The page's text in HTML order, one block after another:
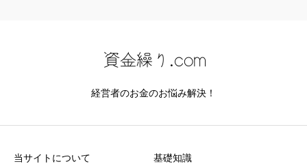
経営者のお金のお悩み解決！
当サイトについて 基礎知識